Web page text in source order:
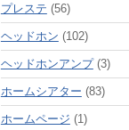
プレステ (56)
ヘッドホン (102)
ヘッドホンアンプ(3)
ホームシアター (83)
ホームページ (1)